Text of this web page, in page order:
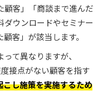
顧客」「商談まで進んだ
ダウンロードやセミナー
客」が該当します。
て異なりますが、
接点がない顧客を指す
こし施策を実施するため